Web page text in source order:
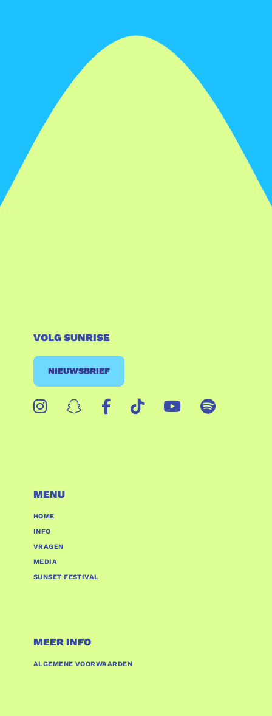
VOLG SUNRISE
NIEUWSBRIEF
MENU
HOME
INFO
VRAGEN
MEDIA
SUNSET FESTIVAL
MEER INFO
ALGEMENE VOORWAARDEN